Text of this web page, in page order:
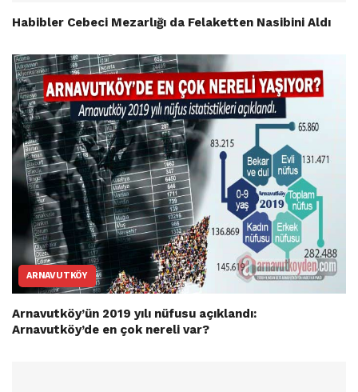
Habibler Cebeci Mezarlığı da Felaketten Nasibini Aldı
ARNAVUTKÖY
Arnavutköy’ün 2019 yılı nüfusu açıklandı:
Arnavutköy’de en çok nereli var?